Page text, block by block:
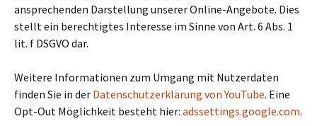
ansprechenden Darstellung unserer Online-Angebote. Dies
stellt ein berechtigtes Interesse im Sinne von Art. 6 Abs. 1
lit. f DSGVO dar.
Weitere Informationen zum Umgang mit Nutzerdaten
finden Sie in der Datenschutzerklärung von YouTube. Eine
Opt-Out Möglichkeit besteht hier: adssettings.google.com.